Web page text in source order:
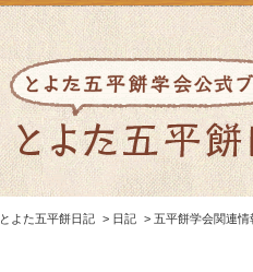
とよた五平餅日記 > 日記 > 五平餅学会関連情